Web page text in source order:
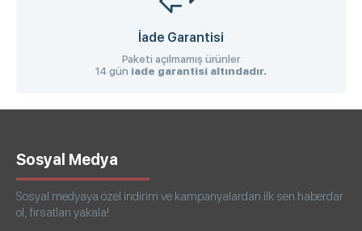
İade Garantisi
Paketi açılmamış ürünler
14 gün iade garantisi altındadır.
Sosyal Medya
Sosyal medyaya özel indirim ve kampanyalardan ilk sen haberdar
ol, fırsatları yakala!